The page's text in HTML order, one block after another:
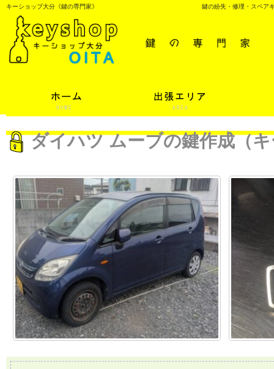
キーショップ大分《鍵の専門家》 鍵の紛失・修理・スペア
ダイハツ ムーブの鍵作成（